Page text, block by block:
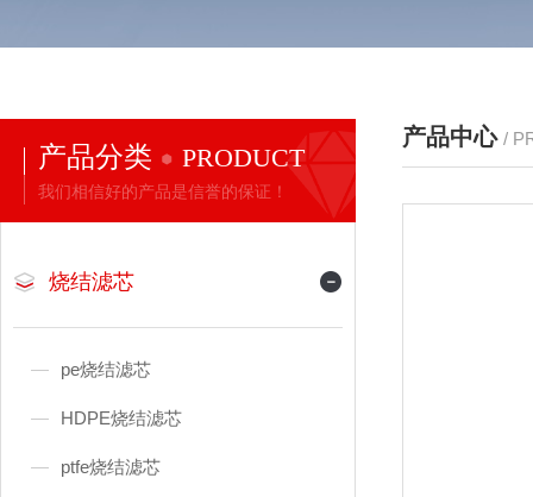
产品分类 PRODUCT
我们相信好的产品是信誉的保证！
烧结滤芯
pe烧结滤芯
HDPE烧结滤芯
ptfe烧结滤芯
产品中心 /